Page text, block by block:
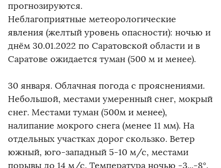
прогнозируются.
Неблагоприятные метеорологические
явления (желтый уровень опасности): ночью и
днём 30.01.2022 по Саратовской области и в
Саратове ожидается туман (500 м и менее).
30 января. Облачная погода с прояснениями.
Небольшой, местами умеренный снег, мокрый
снег. Местами туман (500м и менее),
налипание мокрого снега (менее 11 мм). На
отдельных участках дорог скользко. Ветер
южный, юго-западный 5-10 м/с, местами
порывы до 14 м/с. Температура ночью -3...-8°,